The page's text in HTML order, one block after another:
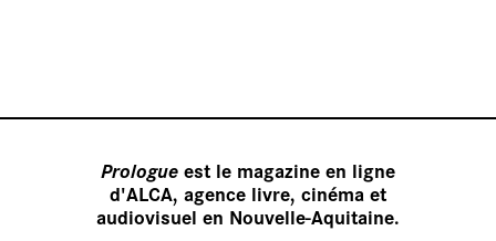
Prologue est le magazine en ligne
d'ALCA, agence livre, cinéma et
audiovisuel en Nouvelle-Aquitaine.